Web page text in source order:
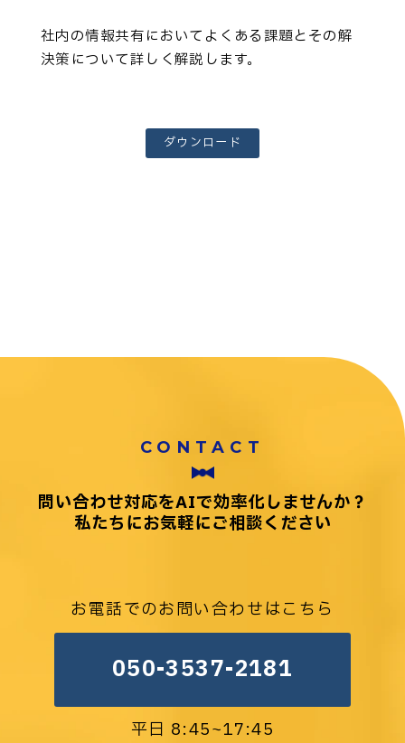
社内の情報共有においてよくある課題とその解
決策について詳しく解説します。
ダウンロード
CONTACT
問い合わせ対応をAIで効率化しませんか？
私たちにお気軽にご相談ください
お電話でのお問い合わせはこちら
050-3537-2181
平日 8:45~17:45